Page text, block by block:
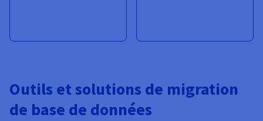
Outils et solutions de migration
de base de données